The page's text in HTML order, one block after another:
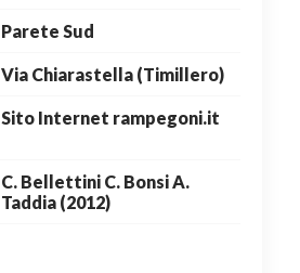
Parete Sud
Via Chiarastella (Timillero)
Sito Internet rampegoni.it
C. Bellettini C. Bonsi A.
Taddia (2012)